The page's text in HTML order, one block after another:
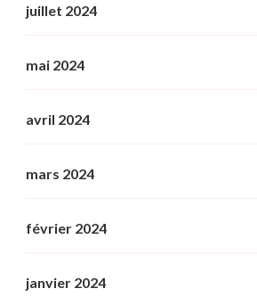
juillet 2024
mai 2024
avril 2024
mars 2024
février 2024
janvier 2024